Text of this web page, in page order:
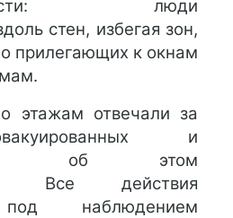
люди
стен, избегая зон,
прилегающих к окнам
этажам отвечали за
и
об этом
Все действия
наблюдением